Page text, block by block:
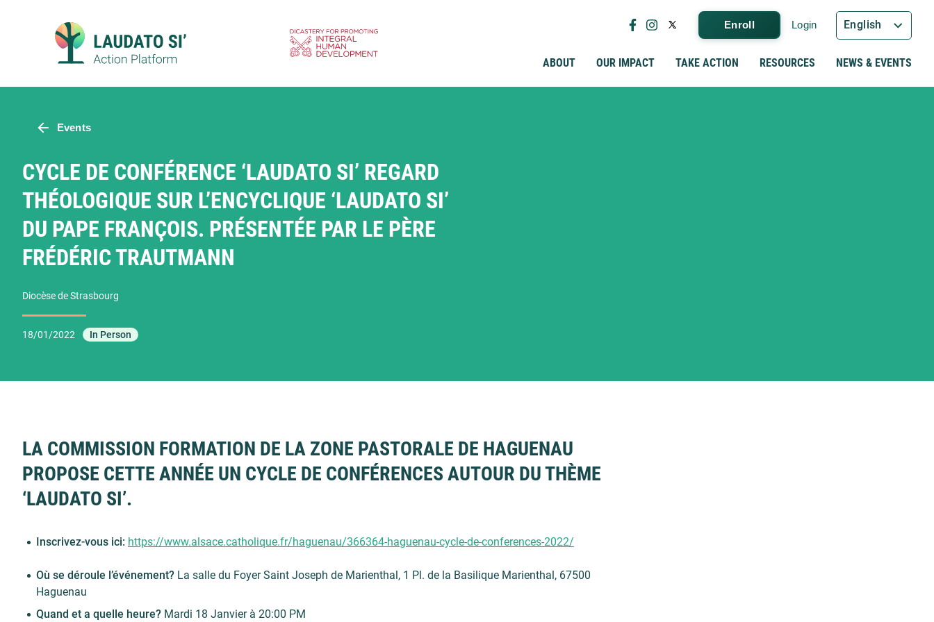
ABOUT
OUR IMPACT TAKE ACTION RESOURCES NEWS & EVENTS
Enroll Login English
Events
CYCLE DE CONFÉRENCE ‘LAUDATO SI’ REGARD
THÉOLOGIQUE SUR L’ENCYCLIQUE ‘LAUDATO SI’
DU PAPE FRANÇOIS. PRÉSENTÉE PAR LE PÈRE
FRÉDÉRIC TRAUTMANN
Diocèse de Strasbourg
18/01/2022 In Person
LA COMMISSION FORMATION DE LA ZONE PASTORALE DE HAGUENAU
PROPOSE CETTE ANNÉE UN CYCLE DE CONFÉRENCES AUTOUR DU THÈME
‘LAUDATO SI’.
Inscrivez-vous ici: https://www.alsace.catholique.fr/haguenau/366364-haguenau-cycle-de-conferences-2022/
Où se déroule l’événement? La salle du Foyer Saint Joseph de Marienthal, 1 Pl. de la Basilique Marienthal, 67500
Haguenau
Quand et a quelle heure? Mardi 18 Janvier à 20:00 PM